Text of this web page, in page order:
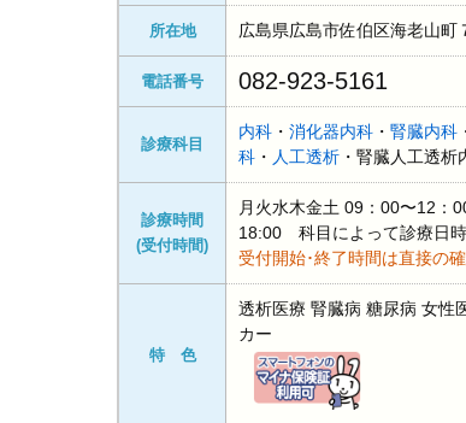
所在地 広島県広島市佐伯区海老山町
電話番号 082-923-5161
診療科目
内科 ・ 消化器内科 ・ 腎臓内科
科 ・ 人工透析 ・腎臓人工透
診療時間
(受付時間)
月火水木金土 09：00〜12
18:00 科目によって診療日
受付開始･終了時間は直接の
特 色
透析医療 腎臓病 糖尿病 女性
カー